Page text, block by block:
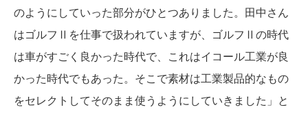
のようにしていった部分がひとつありました。田中さん
はゴルフⅡを仕事で扱われていますが、ゴルフⅡの時代
は車がすごく良かった時代で、これはイコール工業が良
かった時代でもあった。そこで素材は工業製品的なもの
をセレクトしてそのまま使うようにしていきました」と